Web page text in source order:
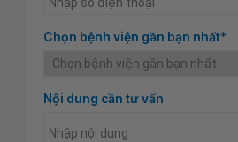
Chọn bệnh viện gần bạn nhất*
Nội dung cần tư vấn